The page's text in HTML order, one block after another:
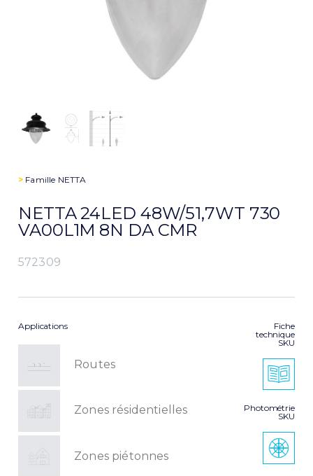
> Famille NETTA
NETTA 24LED 48W/51,7WT 730
VA00L1M 8N DA CMR
572309
Applications
Routes
Zones résidentielles
Zones piétonnes
Fiche
technique
SKU
Photométrie
SKU